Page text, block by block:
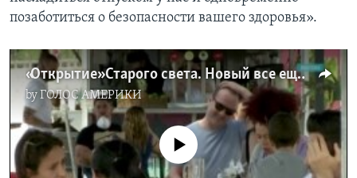
позаботиться о безопасности вашего здоровья».
«Открытие» Старого света. Новый все еще «закрыт»
byГОЛОС АМЕРИКИ
No media source currently available